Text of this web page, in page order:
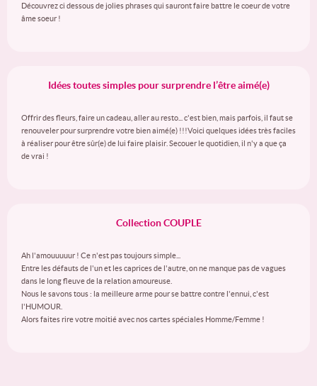
Découvrez ci dessous de jolies phrases qui sauront faire battre le coeur de votre
âme soeur !
Idées toutes simples pour surprendre l’être aimé(e)
Offrir des fleurs, faire un cadeau, aller au resto... c'est bien, mais parfois, il faut se
renouveler pour surprendre votre bien aimé(e) !!!Voici quelques idées très faciles
à réaliser pour être sûr(e) de lui faire plaisir. Secouer le quotidien, il n'y a que ça
de vrai !
Collection COUPLE
Ah l'amouuuuur ! Ce n'est pas toujours simple...
Entre les défauts de l'un et les caprices de l'autre, on ne manque pas de vagues
dans le long fleuve de la relation amoureuse.
Nous le savons tous : la meilleure arme pour se battre contre l'ennui, c'est
l'HUMOUR.
Alors faites rire votre moitié avec nos cartes spéciales Homme/Femme !